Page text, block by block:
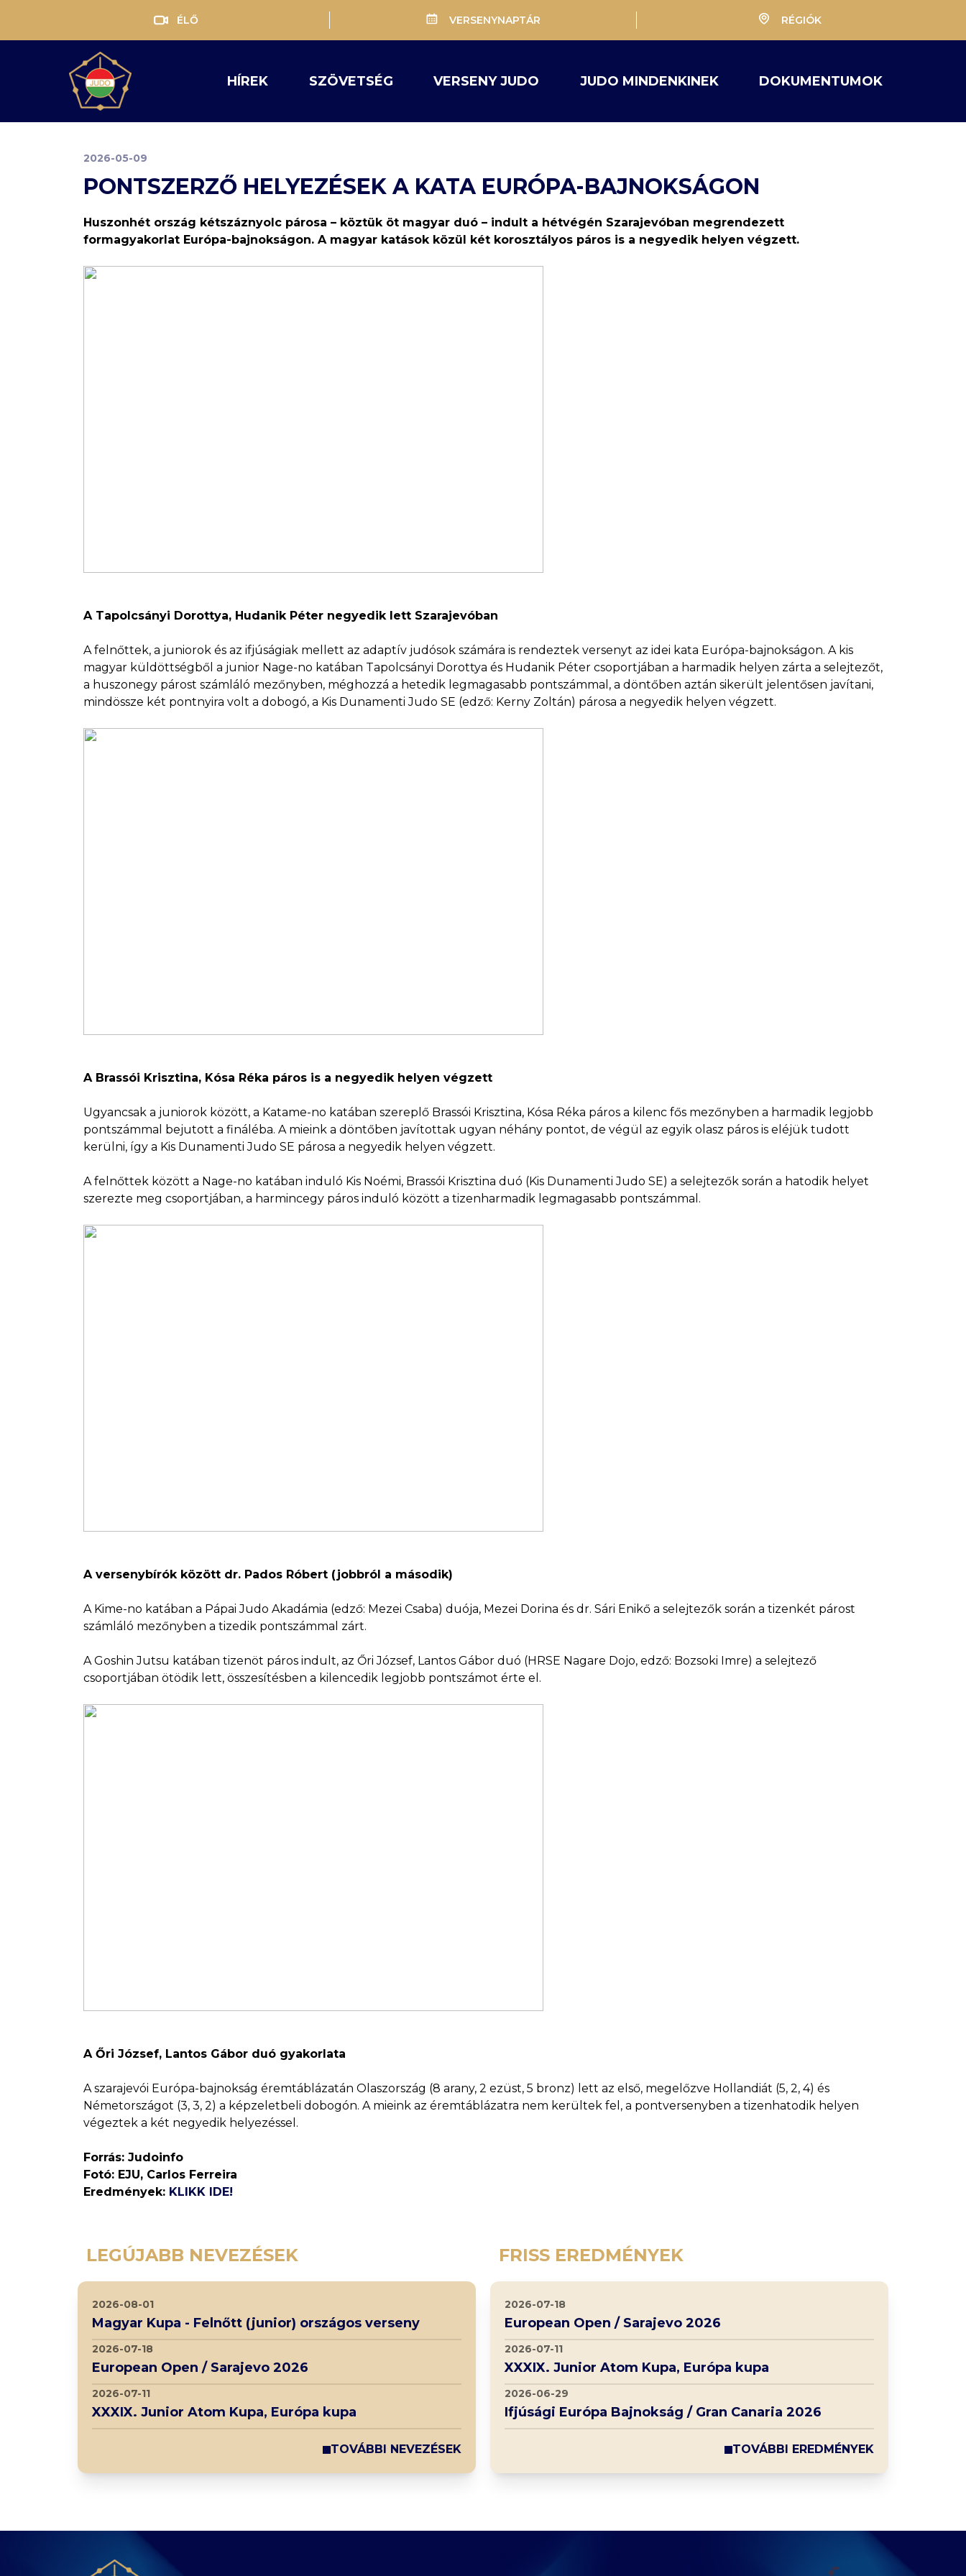
ÉLŐ VERSENYNAPTÁR RÉGIÓK
HÍREK SZÖVETSÉG VERSENY JUDO JUDO MINDENKINEK DOKUMENTUMOK
2026-05-09
PONTSZERZŐ HELYEZÉSEK A KATA EURÓPA-BAJNOKSÁGON
Huszonhét ország kétszáznyolc párosa – köztük öt magyar duó – indult a hétvégén Szarajevóban megrendezett
formagyakorlat Európa-bajnokságon. A magyar katások közül két korosztályos páros is a negyedik helyen végzett.
A Tapolcsányi Dorottya, Hudanik Péter negyedik lett Szarajevóban
A felnőttek, a juniorok és az ifjúságiak mellett az adaptív judósok számára is rendeztek versenyt az idei kata Európa-bajnokságon. A kis
magyar küldöttségből a junior Nage-no katában Tapolcsányi Dorottya és Hudanik Péter csoportjában a harmadik helyen zárta a selejtezőt,
a huszonegy párost számláló mezőnyben, méghozzá a hetedik legmagasabb pontszámmal, a döntőben aztán sikerült jelentősen javítani,
mindössze két pontnyira volt a dobogó, a Kis Dunamenti Judo SE (edző: Kerny Zoltán) párosa a negyedik helyen végzett.
A Brassói Krisztina, Kósa Réka páros is a negyedik helyen végzett
Ugyancsak a juniorok között, a Katame-no katában szereplő Brassói Krisztina, Kósa Réka páros a kilenc fős mezőnyben a harmadik legjobb
pontszámmal bejutott a fináléba. A mieink a döntőben javítottak ugyan néhány pontot, de végül az egyik olasz páros is eléjük tudott
kerülni, így a Kis Dunamenti Judo SE párosa a negyedik helyen végzett.
A felnőttek között a Nage-no katában induló Kis Noémi, Brassói Krisztina duó (Kis Dunamenti Judo SE) a selejtezők során a hatodik helyet
szerezte meg csoportjában, a harmincegy páros induló között a tizenharmadik legmagasabb pontszámmal.
A versenybírók között dr. Pados Róbert (jobbról a második)
A Kime-no katában a Pápai Judo Akadámia (edző: Mezei Csaba) duója, Mezei Dorina és dr. Sári Enikő a selejtezők során a tizenkét párost
számláló mezőnyben a tizedik pontszámmal zárt.
A Goshin Jutsu katában tizenöt páros indult, az Őri József, Lantos Gábor duó (HRSE Nagare Dojo, edző: Bozsoki Imre) a selejtező
csoportjában ötödik lett, összesítésben a kilencedik legjobb pontszámot érte el.
A Őri József, Lantos Gábor duó gyakorlata
A szarajevói Európa-bajnokság éremtáblázatán Olaszország (8 arany, 2 ezüst, 5 bronz) lett az első, megelőzve Hollandiát (5, 2, 4) és
Németországot (3, 3, 2) a képzeletbeli dobogón. A mieink az éremtáblázatra nem kerültek fel, a pontversenyben a tizenhatodik helyen
végeztek a két negyedik helyezéssel.
Forrás: Judoinfo
Fotó: EJU, Carlos Ferreira
Eredmények: KLIKK IDE!
LEGÚJABB NEVEZÉSEK FRISS EREDMÉNYEK
2026-08-01
Magyar Kupa - Felnőtt (junior) országos verseny
2026-07-18
European Open / Sarajevo 2026
2026-07-11
XXXIX. Junior Atom Kupa, Európa kupa
TOVÁBBI NEVEZÉSEK
2026-07-18
European Open / Sarajevo 2026
2026-07-11
XXXIX. Junior Atom Kupa, Európa kupa
2026-06-29
Ifjúsági Európa Bajnokság / Gran Canaria 2026
TOVÁBBI EREDMÉNYEK